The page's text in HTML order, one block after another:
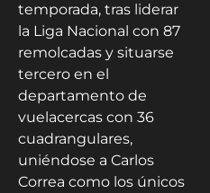
temporada, tras liderar
la Liga Nacional con 87
remolcadas y situarse
tercero en el
departamento de
vuelacercas con 36
cuadrangulares,
uniéndose a Carlos
Correa como los únicos